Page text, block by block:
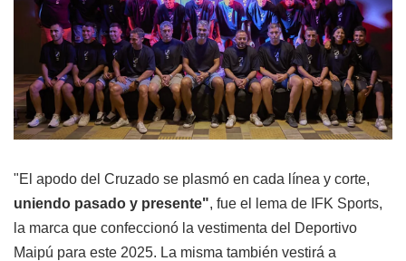
"El apodo del Cruzado se plasmó en cada línea y corte,
uniendo pasado y presente", fue el lema de IFK Sports,
la marca que confeccionó la vestimenta del Deportivo
Maipú para este 2025. La misma también vestirá a